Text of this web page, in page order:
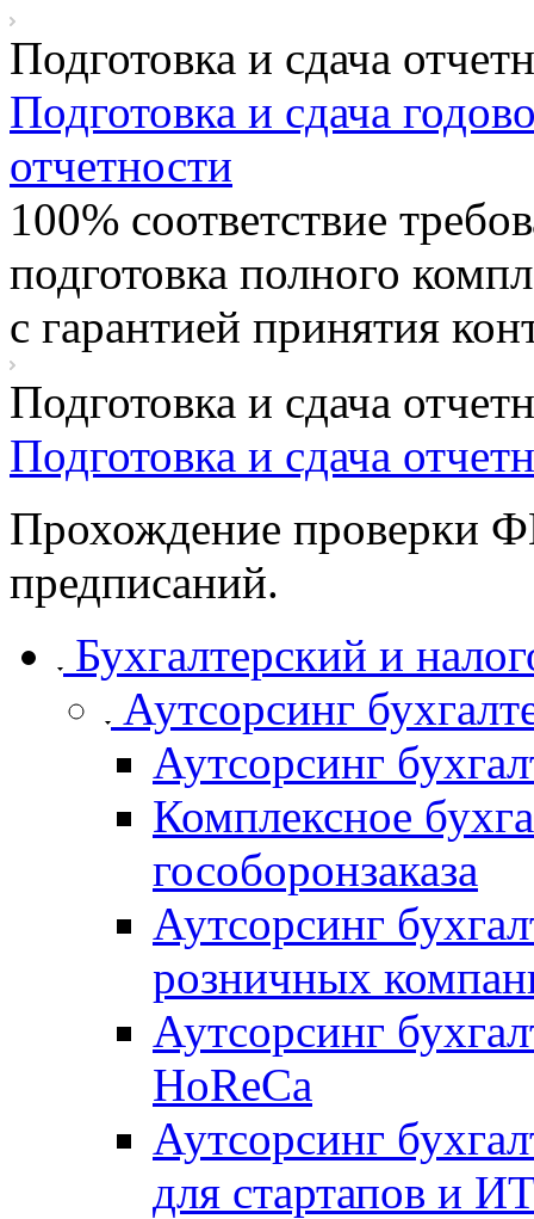
Подготовка и сдача
Подготовка и сдача
отчетности
100% соответствие
подготовка полного
с гарантией принятия
Подготовка и сдача
Подготовка и сдача
Прохождение проверки
предписаний.
Бухгалтерский и
Аутсорсинг
Аутсорсинг
Комплексное
гособоронзаказа
Аутсорсинг
розничных
Аутсорсинг
HoReCa
Аутсорсинг
для стартапов и